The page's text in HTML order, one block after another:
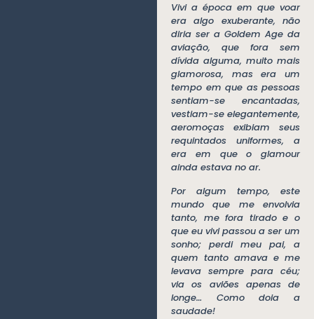
Vivi a época em que voar
era algo exuberante, não
diria ser a Goldem Age da
aviação, que fora sem
dívida alguma, muito mais
glamorosa, mas era um
tempo em que as pessoas
sentiam-se encantadas,
vestiam-se elegantemente,
aeromoças exibiam seus
requintados uniformes, a
era em que o glamour
ainda estava no ar.
Por algum tempo, este
mundo que me envolvia
tanto, me fora tirado e o
que eu vivi passou a ser um
sonho; perdi meu pai, a
quem tanto amava e me
levava sempre para céu;
via os aviões apenas de
longe… Como doia a
saudade!